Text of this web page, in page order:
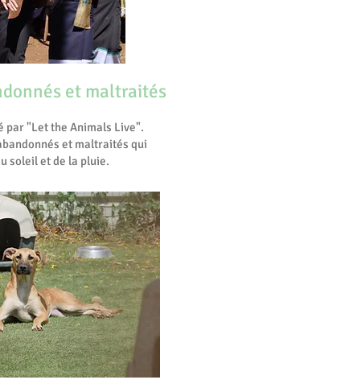
et maltraités
par "Let the Animals Live".
et maltraités qui
soleil et de la pluie.